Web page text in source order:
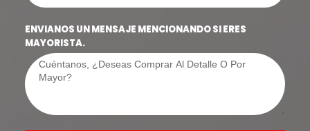
ENVIANOS UN MENSAJE MENCIONANDO SI ERES
MAYORISTA.